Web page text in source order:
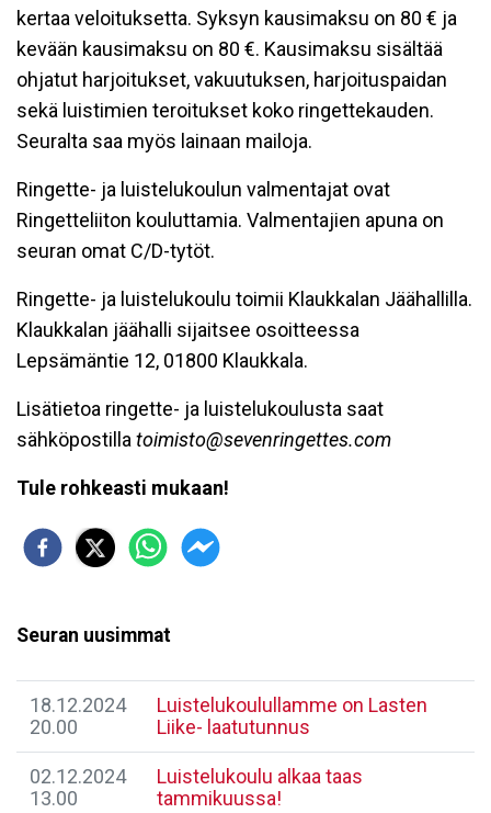
kertaa veloituksetta. Syksyn kausimaksu on 80 € ja
kevään kausimaksu on 80 €. Kausimaksu sisältää
ohjatut harjoitukset, vakuutuksen, harjoituspaidan
sekä luistimien teroitukset koko ringettekauden.
Seuralta saa myös lainaan mailoja.
Ringette- ja luistelukoulun valmentajat ovat
Ringetteliiton kouluttamia. Valmentajien apuna on
seuran omat C/D-tytöt.
Ringette- ja luistelukoulu toimii Klaukkalan Jäähallilla.
Klaukkalan jäähalli sijaitsee osoitteessa
Lepsämäntie 12, 01800 Klaukkala.
Lisätietoa ringette- ja luistelukoulusta saat
sähköpostilla toimisto@sevenringettes.com
Tule rohkeasti mukaan!
Seuran uusimmat
18.12.2024
20.00
Luistelukoulullamme on Lasten
Liike- laatutunnus
02.12.2024
13.00
Luistelukoulu alkaa taas
tammikuussa!